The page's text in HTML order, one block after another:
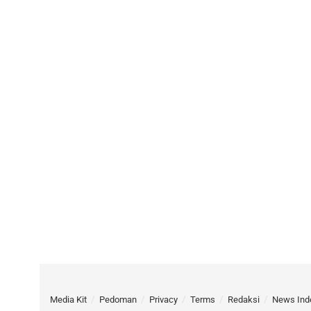
Media Kit Pedoman Privacy Terms Redaksi News